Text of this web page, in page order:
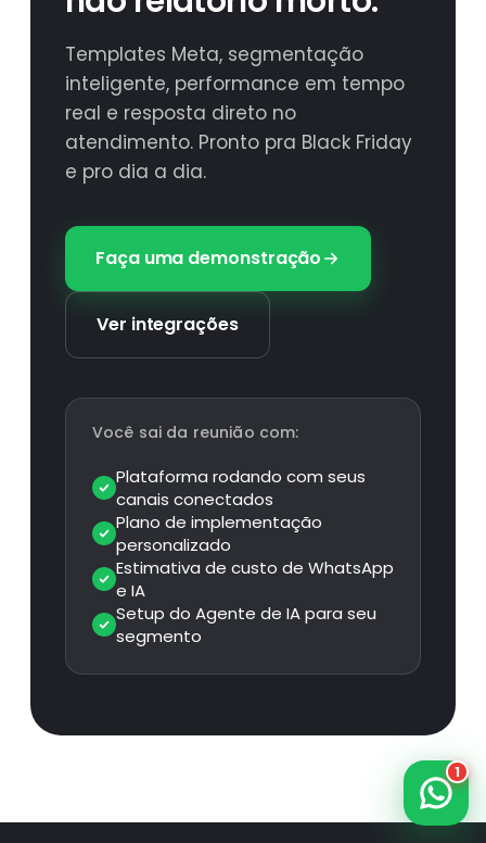
Templates Meta, segmentação
inteligente, performance em tempo
real e resposta direto no
atendimento. Pronto pra Black Friday
e pro dia a dia.
Faça uma demonstração
Ver integrações
Você sai da reunião com:
Plataforma rodando com seus
canais conectados
Plano de implementação
personalizado
Estimativa de custo de WhatsApp
e IA
Setup do Agente de IA para seu
segmento
1